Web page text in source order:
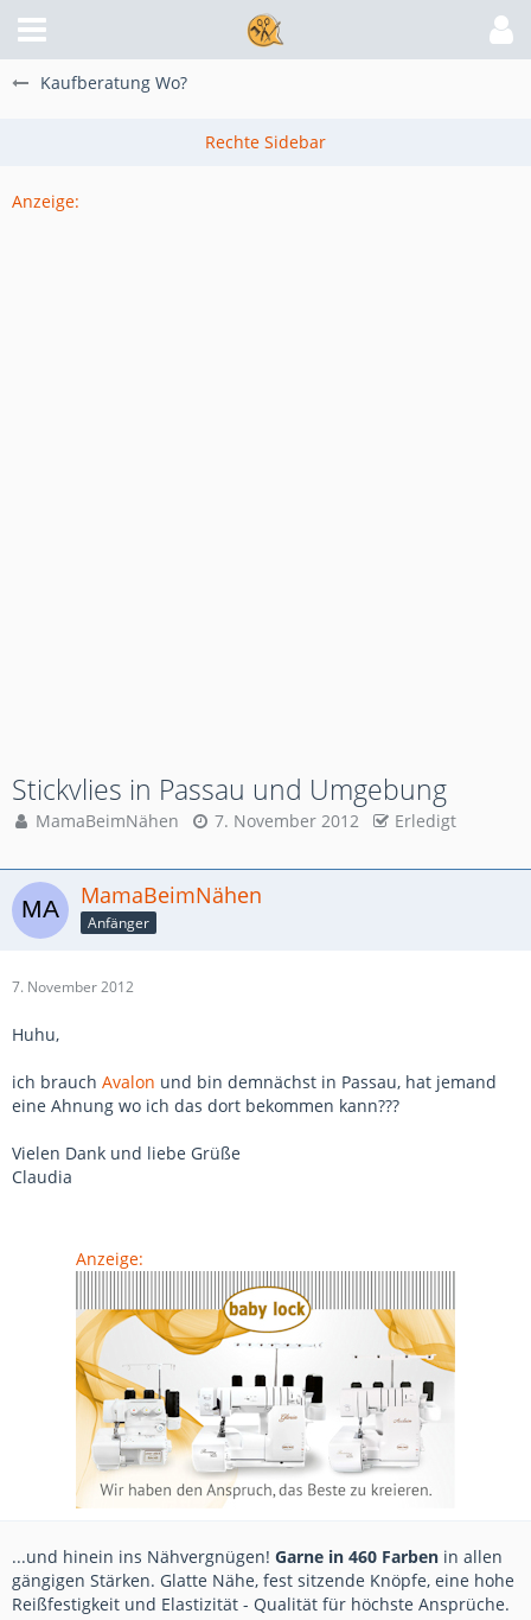
Kaufberatung Wo?
Anzeige:
Stickvlies in Passau und Umgebung
MamaBeimNähen 7. November 2012 Erledigt
MamaBeimNähen
Anfänger
7. November 2012
Huhu,
ich brauch Avalon und bin demnächst in Passau, hat jemand
eine Ahnung wo ich das dort bekommen kann???
Vielen Dank und liebe Grüße
Claudia
Anzeige:
...und hinein ins Nähvergnügen! Garne in 460 Farben in allen
gängigen Stärken. Glatte Nähe, fest sitzende Knöpfe, eine hohe
Reißfestigkeit und Elastizität - Qualität für höchste Ansprüche.